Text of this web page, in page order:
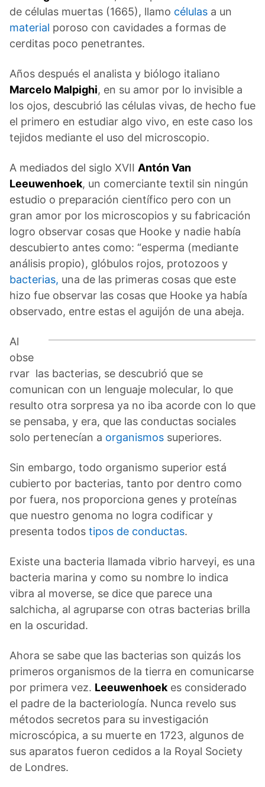
de células muertas (1665), llamo células a un
material poroso con cavidades a formas de
cerditas poco penetrantes.
Años después el analista y biólogo italiano
Marcelo Malpighi, en su amor por lo invisible a
los ojos, descubrió las células vivas, de hecho fue
el primero en estudiar algo vivo, en este caso los
tejidos mediante el uso del microscopio.
A mediados del siglo XVII Antón Van
Leeuwenhoek, un comerciante textil sin ningún
estudio o preparación científico pero con un
gran amor por los microscopios y su fabricación
logro observar cosas que Hooke y nadie había
descubierto antes como: “esperma (mediante
análisis propio), glóbulos rojos, protozoos y
bacterias, una de las primeras cosas que este
hizo fue observar las cosas que Hooke ya había
observado, entre estas el aguijón de una abeja.
Al
obse
rvar las bacterias, se descubrió que se
comunican con un lenguaje molecular, lo que
resulto otra sorpresa ya no iba acorde con lo que
se pensaba, y era, que las conductas sociales
solo pertenecían a organismos superiores.
Sin embargo, todo organismo superior está
cubierto por bacterias, tanto por dentro como
por fuera, nos proporciona genes y proteínas
que nuestro genoma no logra codificar y
presenta todos tipos de conductas.
Existe una bacteria llamada vibrio harveyi, es una
bacteria marina y como su nombre lo indica
vibra al moverse, se dice que parece una
salchicha, al agruparse con otras bacterias brilla
en la oscuridad.
Ahora se sabe que las bacterias son quizás los
primeros organismos de la tierra en comunicarse
por primera vez. Leeuwenhoek es considerado
el padre de la bacteriología. Nunca revelo sus
métodos secretos para su investigación
microscópica, a su muerte en 1723, algunos de
sus aparatos fueron cedidos a la Royal Society
de Londres.